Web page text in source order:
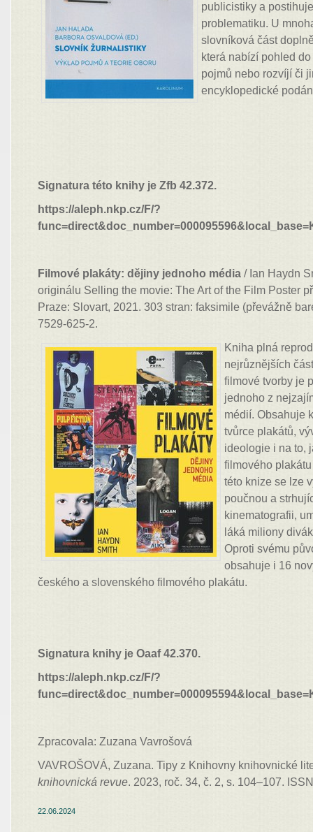
publicistiky a
problematiku. U
slovníková část
která nabízí pohled
pojmů nebo rozvíjí či
encyklopedické
Signatura této knihy je Zfb 42.372.
https://aleph.nkp.cz/F/?
Filmové plakáty: dějiny jednoho média / Ian Haydn
originálu Selling the movie: The Art of the Film Poster
Praze: Slovart, 2021. 303 stran: faksimile (převážně
7529-625-2.
Kniha plná
nejrůznějších
filmové tvorby je
jednoho z
médií. Obsahuje
tvůrce plakátů,
ideologie i na to,
filmového
této knize se lze
poučnou a
kinematografii,
láká miliony
Oproti svému
obsahuje i 16
českého a slovenského filmového plakátu.
Signatura knihy je Oaaf 42.370.
https://aleph.nkp.cz/F/?
Zpracovala: Zuzana Vavrošová
VAVROŠOVÁ, Zuzana. Tipy z Knihovny knihovnické
knihovnická revue. 2023, roč. 34, č. 2, s. 104–107.
22.06.2024